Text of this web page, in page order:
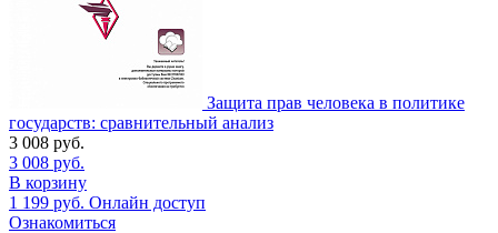
Защита прав человека в политике
государств: сравнительный анализ
3 008 руб.
3 008 руб.
В корзину
1 199 руб. Онлайн доступ
Ознакомиться